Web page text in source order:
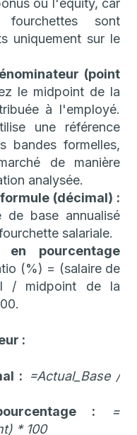
ou l'equity, car
sont
uniquement sur le
(point
le midpoint de la
à l'employé.
une référence
bandes formelles,
de manière
analysée.
(décimal) :
de base annualisé
salariale.
pourcentage
(%) = (salaire de
/ midpoint de la
:
:
=Actual_Base /
:
=
* 100